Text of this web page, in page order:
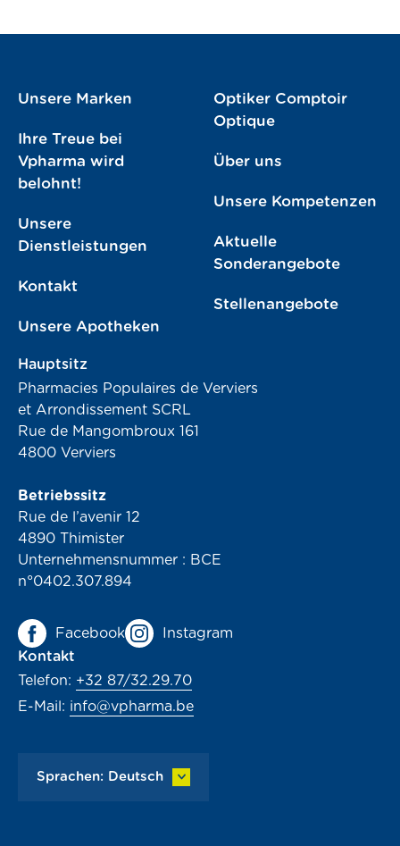
Unsere Marken
Ihre Treue bei
Vpharma wird
belohnt!
Unsere
Dienstleistungen
Kontakt
Unsere Apotheken
Optiker Comptoir
Optique
Über uns
Unsere Kompetenzen
Aktuelle
Sonderangebote
Stellenangebote
Hauptsitz
Pharmacies Populaires de Verviers
et Arrondissement SCRL
Rue de Mangombroux 161
4800 Verviers
Betriebssitz
Rue de l’avenir 12
4890 Thimister
Unternehmensnummer : BCE
n°0402.307.894
Facebook
Instagram
Kontakt
Telefon: +32 87/32.29.70
E-Mail: info@vpharma.be
Sprachen: Deutsch